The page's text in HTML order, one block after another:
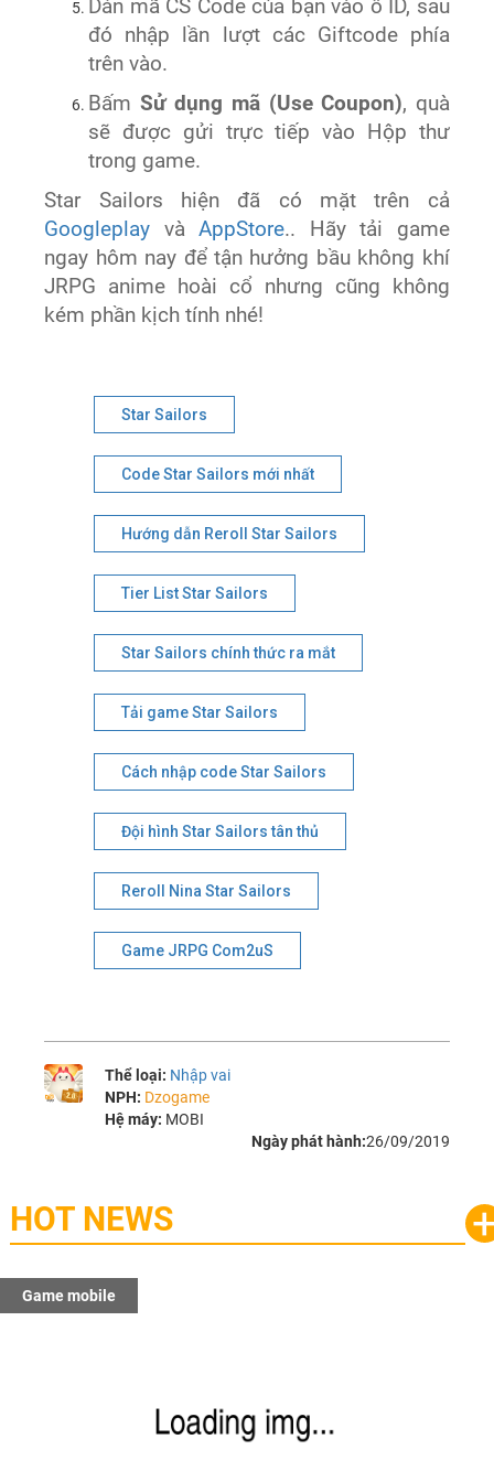
Dán mã CS Code của bạn vào ô ID, sau
đó nhập lần lượt các Giftcode phía
trên vào.
Bấm Sử dụng mã (Use Coupon), quà
sẽ được gửi trực tiếp vào Hộp thư
trong game.
Star Sailors hiện đã có mặt trên cả
Googleplay vàAppStore.. Hãy tải game
ngay hôm nay để tận hưởng bầu không khí
JRPG anime hoài cổ nhưng cũng không
kém phần kịch tính nhé!
Star Sailors
Code Star Sailors mới nhất
Hướng dẫn Reroll Star Sailors
Tier List Star Sailors
Star Sailors chính thức ra mắt
Tải game Star Sailors
Cách nhập code Star Sailors
Đội hình Star Sailors tân thủ
Reroll Nina Star Sailors
Game JRPG Com2uS
Thể loại: Nhập vai
NPH: Dzogame
Hệ máy: MOBI
Ngày phát hành:26/09/2019
HOT NEWS
Game mobile